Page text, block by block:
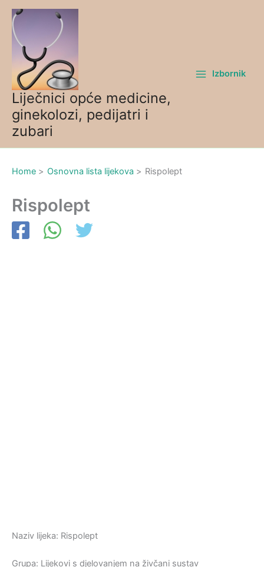
Skip
content
Liječnici opće medicine,
ginekolozi, pedijatri i
zubari
Izbornik
Home Osnovna lista lijekova Rispolept
Rispolept
Naziv lijeka: Rispolept
Grupa: Lijekovi s djelovanjem na živčani sustav